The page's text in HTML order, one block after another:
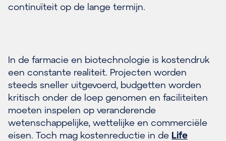
continuïteit op de lange termijn.
In de farmacie en biotechnologie is kostendruk
een constante realiteit. Projecten worden
steeds sneller uitgevoerd, budgetten worden
kritisch onder de loep genomen en faciliteiten
moeten inspelen op veranderende
wetenschappelijke, wettelijke en commerciële
eisen. Toch mag kostenreductie in de Life